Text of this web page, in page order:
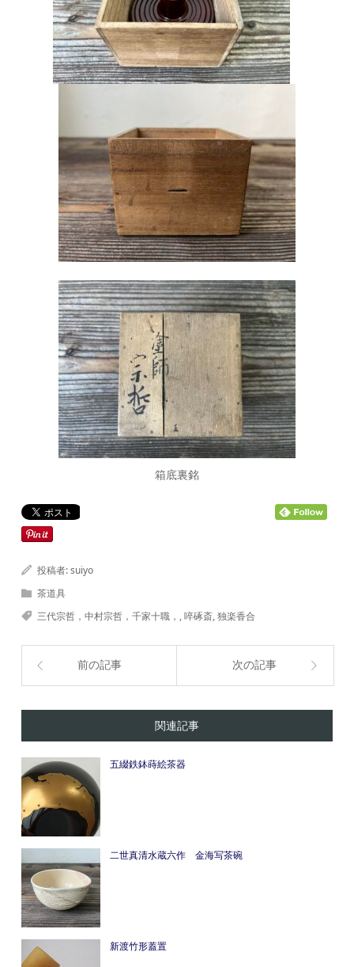
箱底裏銘
投稿者:suiyo
茶道具
三代宗哲，中村宗哲，千家十職， ,啐硺斎,独楽香合
前の記事 次の記事
関連記事
五綴鉄鉢蒔絵茶器
二世真清水蔵六作 金海写茶碗
新渡竹形蓋置